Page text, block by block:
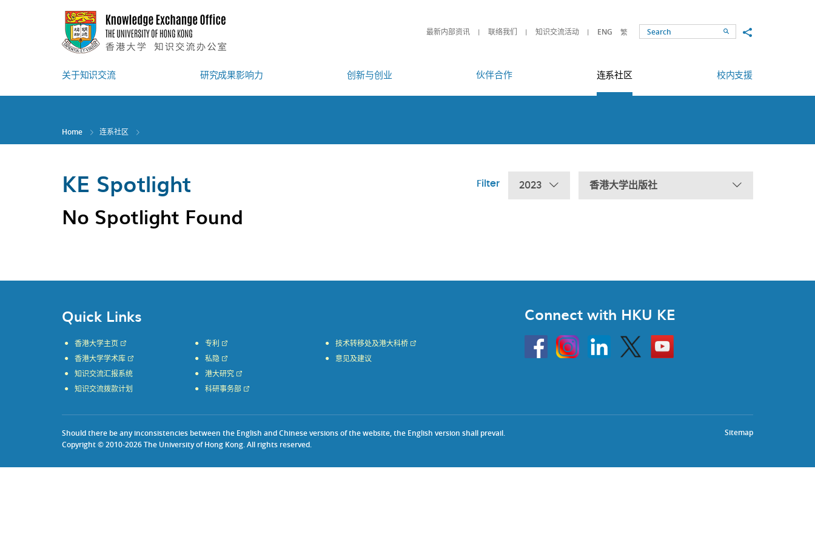
最新内部资讯 联络我们 知识交流活动 ENG 繁 SearchShare to
关于知识交流 研究成果影响力 创新与创业 伙伴合作 连系社区 校内支援
Home 连系社区
KE Spotlight Filter 2023 香港大学出版社
No Spotlight Found
Quick Links
香港大学主页
香港大学学术库
知识交流汇报系统
知识交流拨款计划
专利
私隐
港大研究
科研事务部
技术转移处及港大科桥
意见及建议
Connect with HKU KE
HKU
InstagramLinkedin Twitter
Go
to
HKU
Sitemap
Should there be any inconsistencies between the English and Chinese versions of the website, the English version shall prevail.
Copyright © 2010-2026 The University of Hong Kong. All rights reserved.